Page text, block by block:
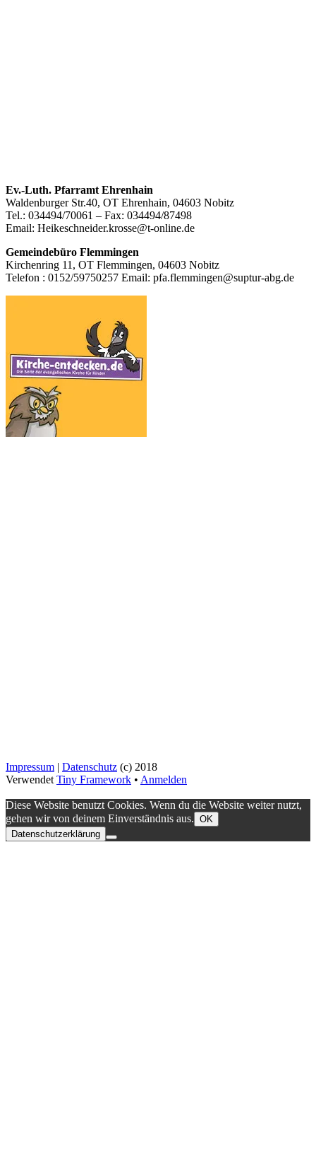
Footer
Inhalt
Ev.-Luth. Pfarramt Ehrenhain
Waldenburger Str.40, OT Ehrenhain, 04603 Nobitz
Tel.: 034494/70061 – Fax: 034494/87498
Email: Heikeschneider.krosse@t-online.de
Gemeindebüro Flemmingen
Kirchenring 11, OT Flemmingen, 04603 Nobitz
Telefon : 0152/59750257 Email: pfa.flemmingen@suptur-abg.de
Impressum | Datenschutz (c) 2018
Verwendet Tiny Framework • Anmelden
Diese Website benutzt Cookies. Wenn du die Website weiter nutzt,
gehen wir von deinem Einverständnis aus. OK
Datenschutzerklärung